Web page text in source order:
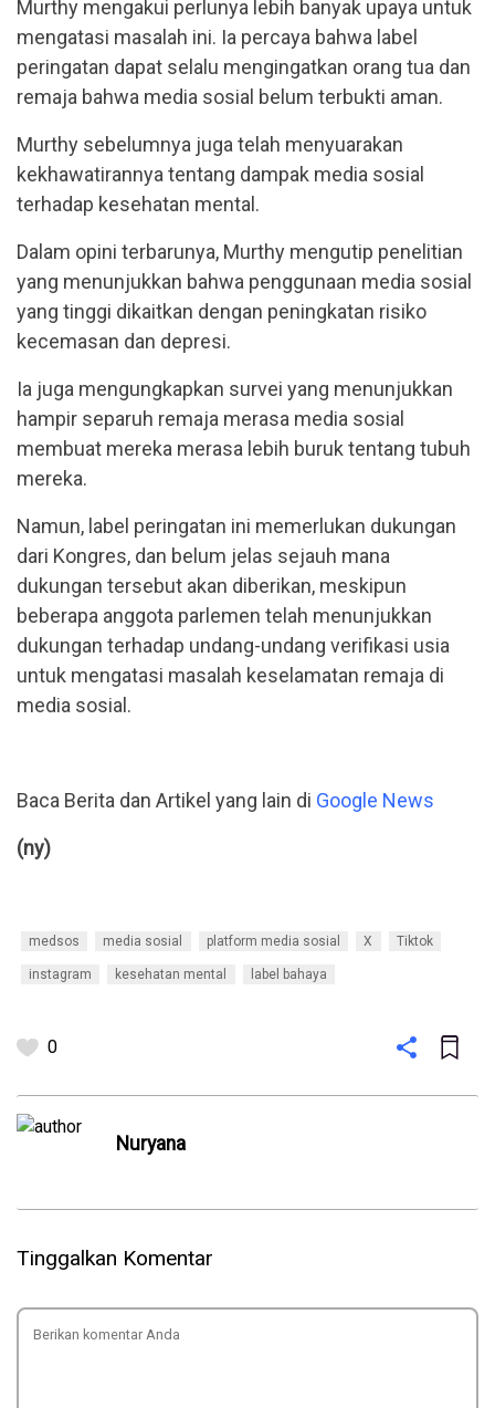
Murthy mengakui perlunya lebih banyak upaya untuk
mengatasi masalah ini. Ia percaya bahwa label
peringatan dapat selalu mengingatkan orang tua dan
remaja bahwa media sosial belum terbukti aman.
Murthy sebelumnya juga telah menyuarakan
kekhawatirannya tentang dampak media sosial
terhadap kesehatan mental.
Dalam opini terbarunya, Murthy mengutip penelitian
yang menunjukkan bahwa penggunaan media sosial
yang tinggi dikaitkan dengan peningkatan risiko
kecemasan dan depresi.
Ia juga mengungkapkan survei yang menunjukkan
hampir separuh remaja merasa media sosial
membuat mereka merasa lebih buruk tentang tubuh
mereka.
Namun, label peringatan ini memerlukan dukungan
dari Kongres, dan belum jelas sejauh mana
dukungan tersebut akan diberikan, meskipun
beberapa anggota parlemen telah menunjukkan
dukungan terhadap undang-undang verifikasi usia
untuk mengatasi masalah keselamatan remaja di
media sosial.
Baca Berita dan Artikel yang lain di Google News
(ny)
medsos media sosial platform media sosial X Tiktok
instagram kesehatan mental label bahaya
0
Nuryana
Tinggalkan Komentar